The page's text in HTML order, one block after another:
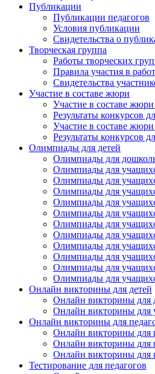
Публикации
Публикации педагогов
Условия публикации
Свидетельства о
Творческая группа
Работы творческих
Правила участия в
Свидетельства
Участие в составе жюри
Участие в составе жюри
Результаты конкурсов
Участие в составе жюри
Результаты конкурсов
Олимпиады для детей
Олимпиады для
Олимпиады для
Олимпиады для
Олимпиады для
Олимпиады для
Олимпиады для
Олимпиады для
Олимпиады для
Олимпиады для
Олимпиады для
Олимпиады для
Олимпиады для
Онлайн викторины для детей
Онлайн викторины для
Онлайн викторины для
Онлайн викторины для
Онлайн викторины для
Онлайн викторины для
Онлайн викторины для
Тестирование для педагогов